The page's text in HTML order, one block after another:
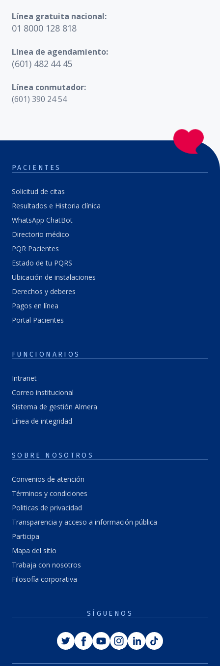
Línea gratuita nacional:
01 8000 128 818
Línea de agendamiento:
(601) 482 44 45
Línea conmutador:
(601) 390 24 54
PACIENTES
Solicitud de citas
Resultados e Historia clínica
WhatsApp ChatBot
Directorio médico
PQR Pacientes
Estado de tu PQRS
Ubicación de instalaciones
Derechos y deberes
Pagos en línea
Portal Pacientes
FUNCIONARIOS
Intranet
Correo institucional
Sistema de gestión Almera
Línea de integridad
SOBRE NOSOTROS
Convenios de atención
Términos y condiciones
Politicas de privacidad
Transparencia y acceso a información pública
Participa
Mapa del sitio
Trabaja con nosotros
Filosofía corporativa
SÍGUENOS
TwitterFacebook
YoutubeInstagram
LinkedinTiktok